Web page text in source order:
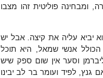
ומבחינה פוליטית זהו מצבו
יביא עליה את קיצה. אבל יש
אנשי שמאל, היא תוכל
וסער אין שום ספק שיש
לפיד ועומר בר לב יבינו